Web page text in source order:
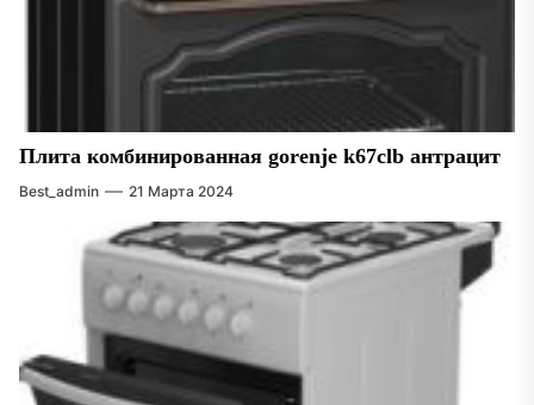
Плита комбинированная gorenje k67clb антрацит
Best_admin 21 Марта 2024